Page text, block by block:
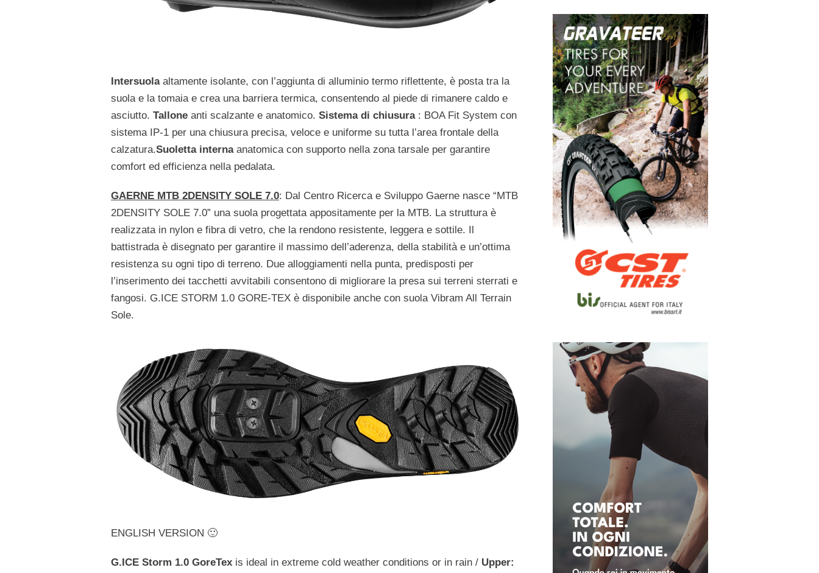
Intersuola altamente isolante, con l’aggiunta di alluminio termo riflettente, è posta tra la
suola e la tomaia e crea una barriera termica, consentendo al piede di rimanere caldo e
asciutto. Tallone anti scalzante e anatomico. Sistema di chiusura: BOA Fit System con
sistema IP-1 per una chiusura precisa, veloce e uniforme su tutta l’area frontale della
calzatura.Suoletta internaanatomica con supporto nella zona tarsale per garantire
comfort ed efficienza nella pedalata.
GAERNE MTB 2DENSITY SOLE 7.0: Dal Centro Ricerca e Sviluppo Gaerne nasce “MTB
2DENSITY SOLE 7.0” una suola progettata appositamente per la MTB. La struttura è
realizzata in nylon e fibra di vetro, che la rendono resistente, leggera e sottile. Il
battistrada è disegnato per garantire il massimo dell’aderenza, della stabilità e un’ottima
resistenza su ogni tipo di terreno. Due alloggiamenti nella punta, predisposti per
l’inserimento dei tacchetti avvitabili consentono di migliorare la presa sui terreni sterrati e
fangosi. G.ICE STORM 1.0 GORE-TEX è disponibile anche con suola Vibram All Terrain
Sole.
ENGLISH VERSION 🙂
G.ICE Storm 1.0 GoreTex is ideal in extreme cold weather conditions or in rain / Upper: